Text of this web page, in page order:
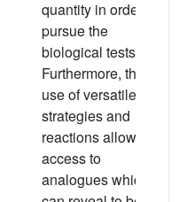
quantity in order to
pursue the
biological tests.
Furthermore, the
use of versatile
strategies and
reactions allow
access to
analogues which